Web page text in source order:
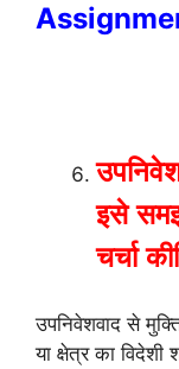
इसे
चर्चा
उपनिवेशवाद से
या क्षेत्र का